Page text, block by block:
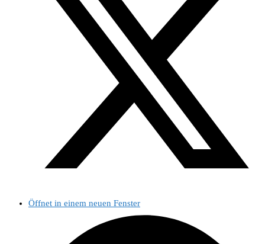
Öffnet in einem neuen Fenster